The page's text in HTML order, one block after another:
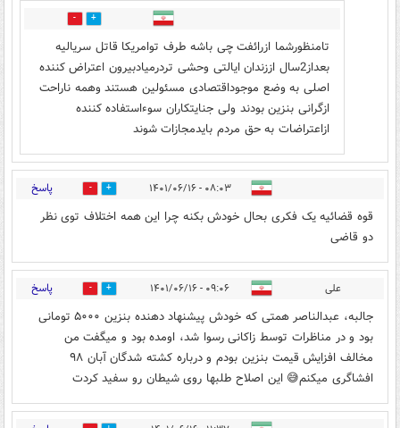
4
تامنظورشما ازرائفت چی باشه طرف توامریکا قاتل سریالیه
بعداز2سال اززندان ایالتی وحشی تردرمیادبیرون اعتراض کننده
اصلی به وضع موجوداقتصادی مسئولین هستند وهمه ناراحت
ازگرانی بنزین بودند ولی جنایتکاران سوءاستفاده کننده
ازاعتراضات به حق مردم بایدمجازات شوند
۰۸:۰۳ - ۱۴۰۱/۰۶/۱۶ 0 پاسخ
قوه قضائیه یک فکری بحال خودش بکنه چرا این همه اختلاف توی نظر
دو قاضی
علی ۰۹:۰۶ - ۱۴۰۱/۰۶/۱۶ 0 پاسخ
جالبه، عبدالناصر همتی که خودش پیشنهاد دهنده بنزین ۵۰۰۰ تومانی
بود و در مناظرات توسط زاکانی رسوا شد، اومده بود و میگفت من
مخالف افزایش قیمت بنزین بودم و درباره کشته شدگان آبان ۹۸
افشاگری میکنم😅 این اصلاح طلبها روی شیطان رو سفید کردت